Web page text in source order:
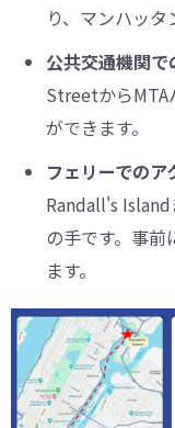
り、マンハッタ
公共交通機関で
StreetからMTA
ができます。
フェリーでのア
Randall's
の手です。事
ます。